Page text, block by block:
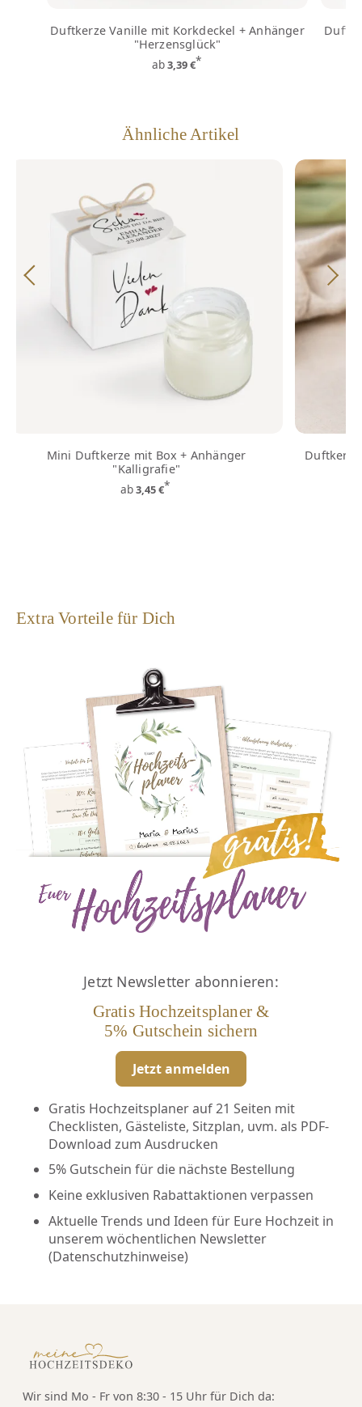
Duftkerze Vanille mit Korkdeckel + Anhänger
"Herzensglück"
ab3,39 €*
Ähnliche Artikel
Mini Duftkerze mit Box + Anhänger
"Kalligrafie"
ab3,45 €*
Extra Vorteile für Dich
Jetzt Newsletter abonnieren:
Gratis Hochzeitsplaner &
5% Gutschein sichern
Jetzt anmelden
Gratis Hochzeitsplaner auf 21 Seiten mit
Checklisten, Gästeliste, Sitzplan, uvm. als PDF-
Download zum Ausdrucken
5% Gutschein für die nächste Bestellung
Keine exklusiven Rabattaktionen verpassen
Aktuelle Trends und Ideen für Eure Hochzeit in
unserem wöchentlichen Newsletter
(Datenschutzhinweise)
Wir sind Mo - Fr von 8:30 - 15 Uhr für Dich da: